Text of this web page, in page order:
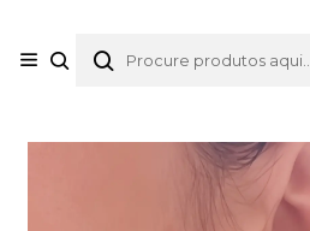
Início Catálogo Brincos